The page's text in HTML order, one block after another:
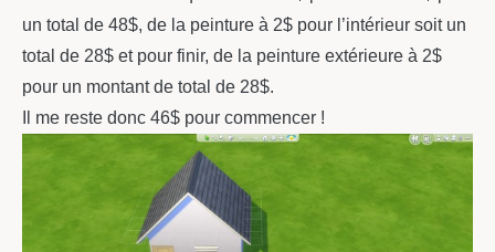
un total de 48$, de la peinture à 2$ pour l’intérieur soit un
total de 28$ et pour finir, de la peinture extérieure à 2$
pour un montant de total de 28$.
Il me reste donc 46$ pour commencer !